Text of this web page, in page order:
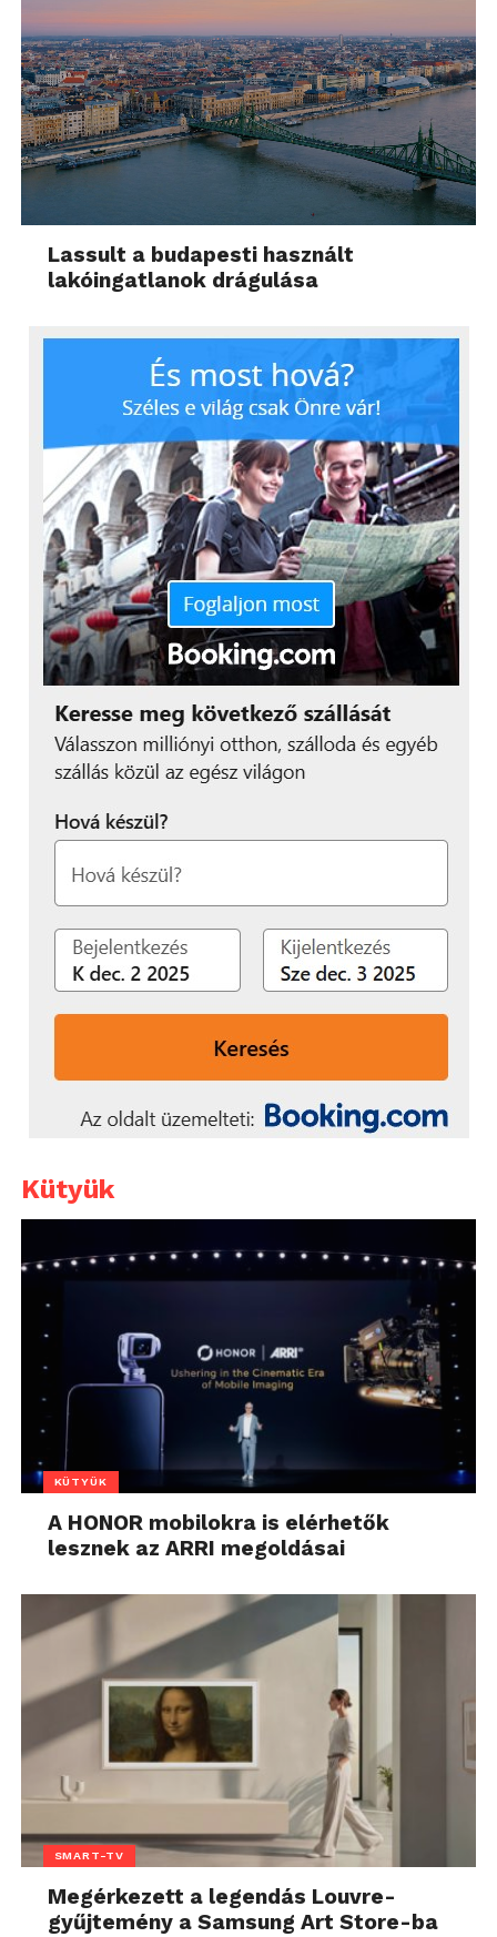
Lassult a budapesti használt
lakóingatlanok drágulása
Kütyük
KÜTYÜK
A HONOR mobilokra is elérhetők
lesznek az ARRI megoldásai
SMART-TV
Megérkezett a legendás Louvre-
gyűjtemény a Samsung Art Store-ba